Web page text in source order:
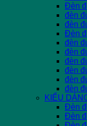
Đèn
đèn
đèn
Đèn
đèn
đèn
đèn
đèn
đèn
đèn
KIỂU
Đèn
Đèn